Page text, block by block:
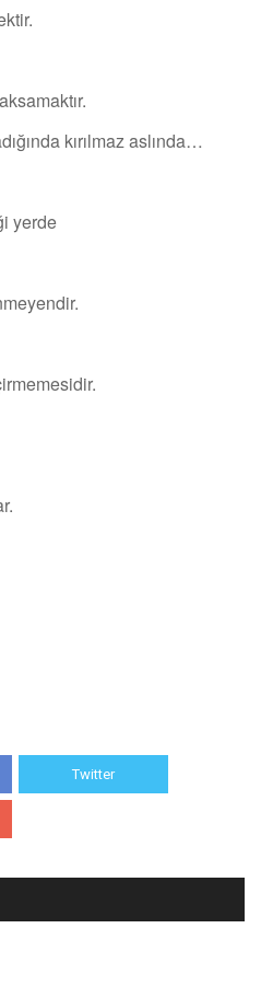
kırılmaz aslında…
yerde
Twitter